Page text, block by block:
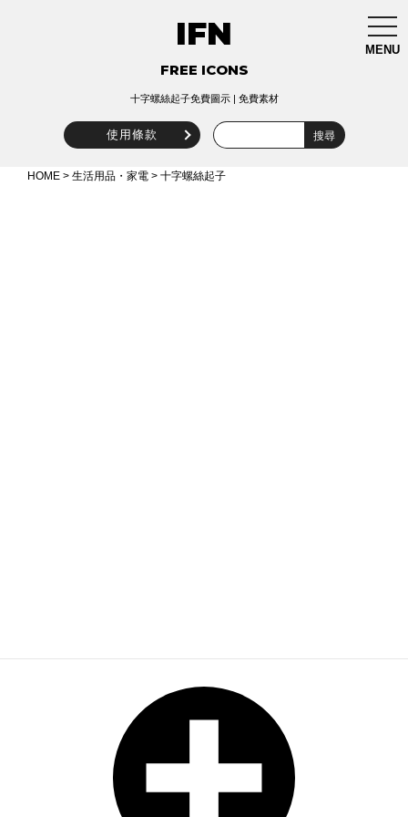
MENU
IFN
FREE ICONS
十字螺絲起子免費圖示 | 免費素材
使用條款
HOME > 生活用品・家電 > 十字螺絲起子